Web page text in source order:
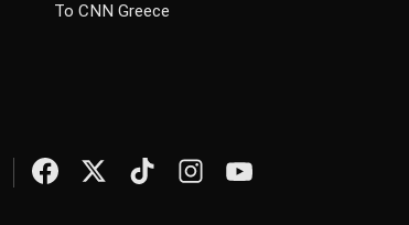
Το CNN Greece